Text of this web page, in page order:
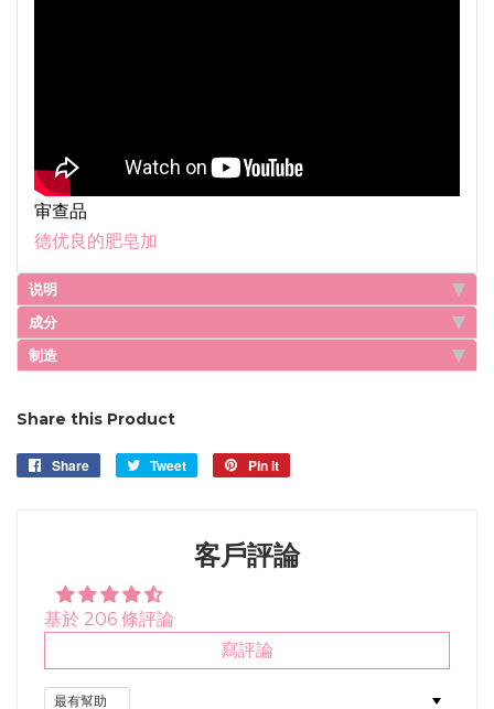
审查品
德优良的肥皂加
说明
成分
制造
Share this Product
Share
Share
Tweet
Tweet
Pin it
客戶評論
基於 206 條評論
寫評論